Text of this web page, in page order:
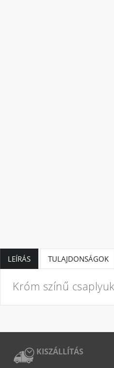
LEÍRÁS TULAJDONSÁGOK
Króm színű
KISZÁLLÍTÁS